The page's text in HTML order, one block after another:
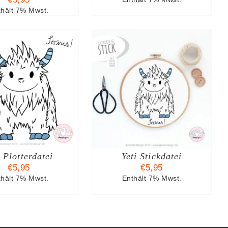
7% Mwst.
Plotterdatei
€5,95
7% Mwst.
DEN WARENKORB
/
DETAILS
Yeti Stickdatei
€5,95
Enthält 7% Mwst.